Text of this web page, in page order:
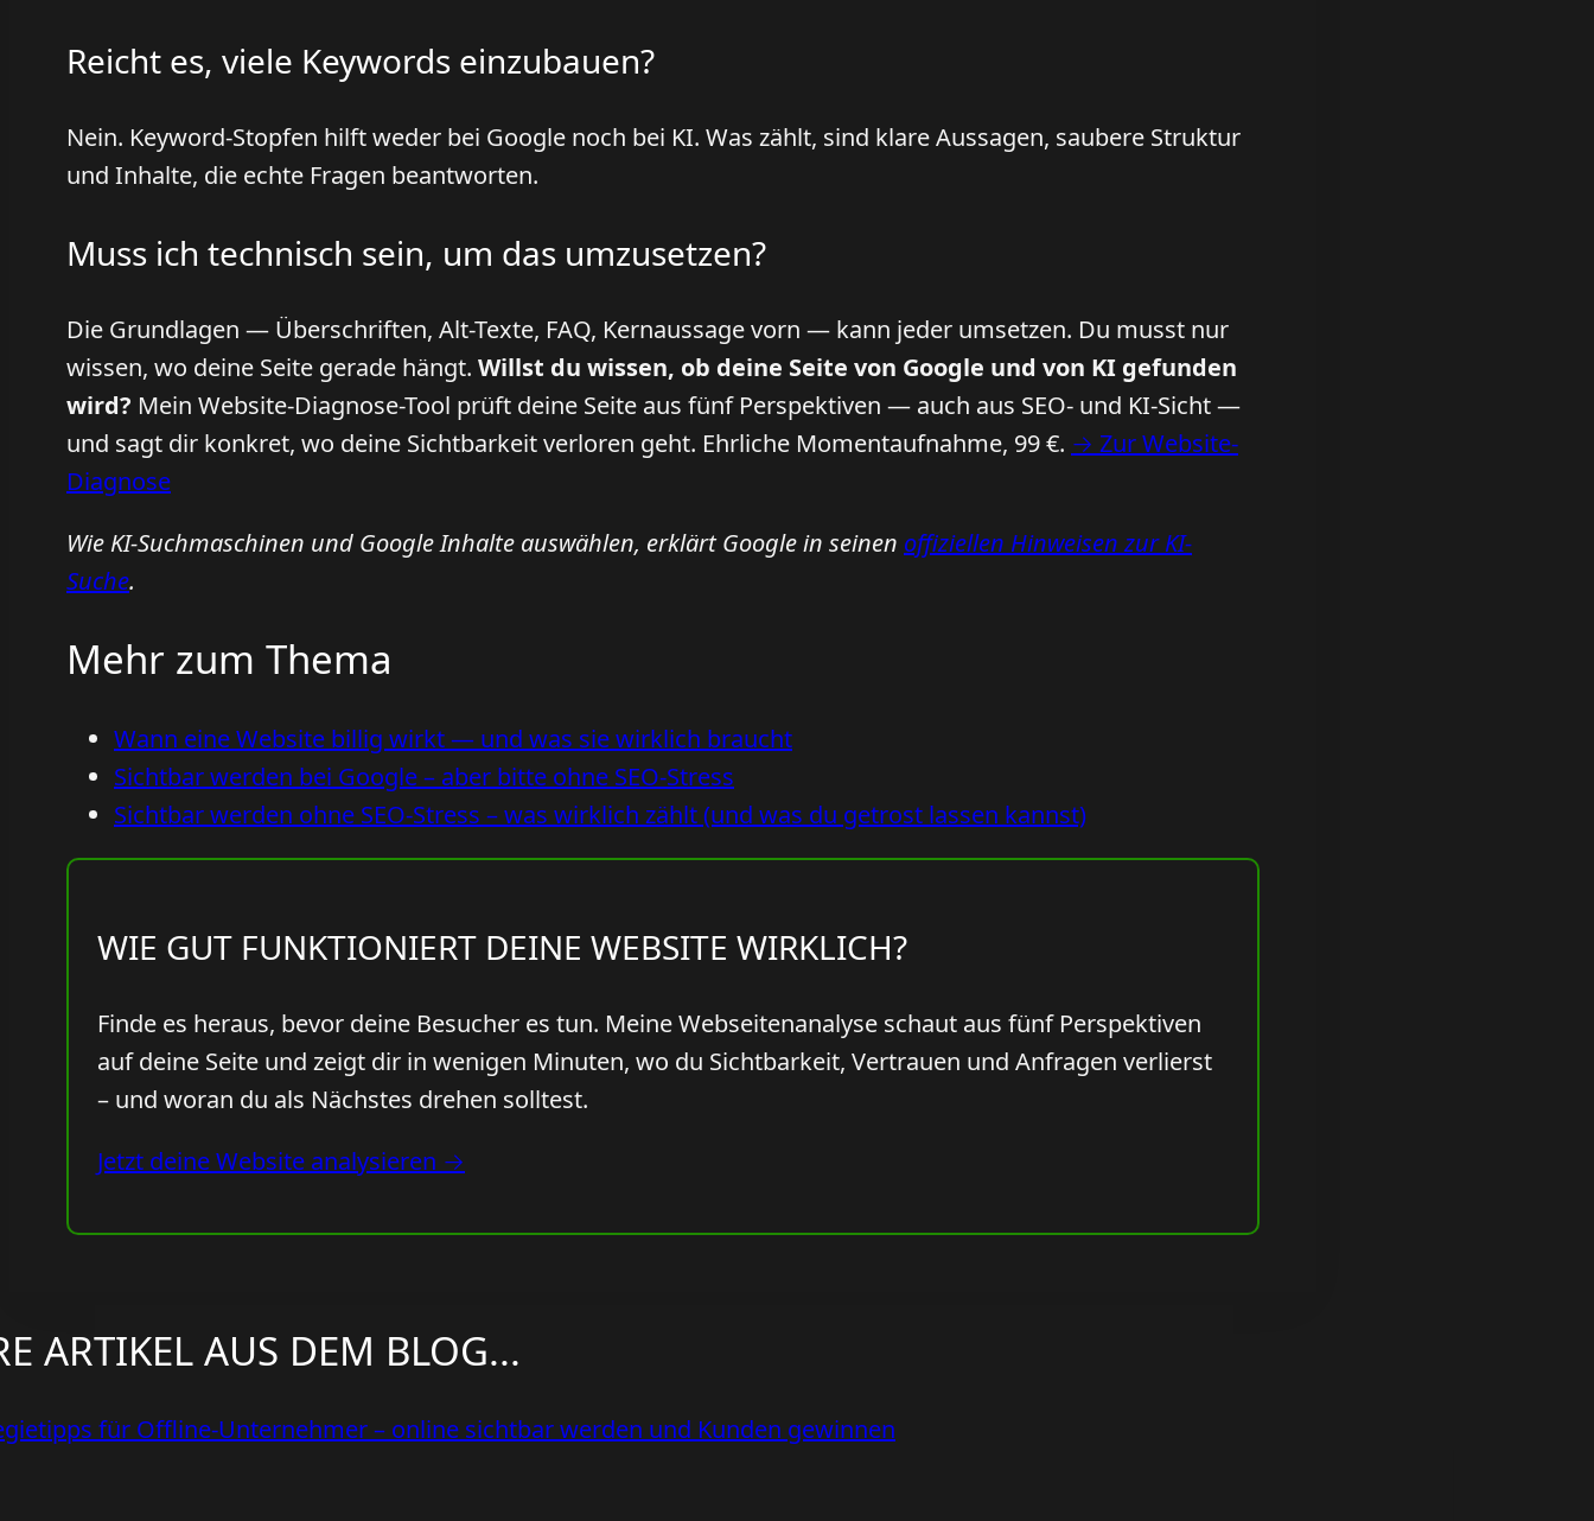
Reicht es, viele Keywords einzubauen?
Nein. Keyword-Stopfen hilft weder bei Google noch bei KI. Was zählt, sind klare Aussagen, saubere Struktur
und Inhalte, die echte Fragen beantworten.
Muss ich technisch sein, um das umzusetzen?
Die Grundlagen — Überschriften, Alt-Texte, FAQ, Kernaussage vorn — kann jeder umsetzen. Du musst nur
wissen, wo deine Seite gerade hängt. Willst du wissen, ob deine Seite von Google und von KI gefunden
wird? Mein Website-Diagnose-Tool prüft deine Seite aus fünf Perspektiven — auch aus SEO- und KI-Sicht —
und sagt dir konkret, wo deine Sichtbarkeit verloren geht. Ehrliche Momentaufnahme, 99 €. → Zur Website-
Diagnose
Wie KI-Suchmaschinen und Google Inhalte auswählen, erklärt Google in seinen offiziellen Hinweisen zur KI-
Suche.
Mehr zum Thema
Wann eine Website billig wirkt — und was sie wirklich braucht
Sichtbar werden bei Google – aber bitte ohne SEO-Stress
Sichtbar werden ohne SEO-Stress – was wirklich zählt (und was du getrost lassen kannst)
WIE GUT FUNKTIONIERT DEINE WEBSITE WIRKLICH?
Finde es heraus, bevor deine Besucher es tun. Meine Webseitenanalyse schaut aus fünf Perspektiven
auf deine Seite und zeigt dir in wenigen Minuten, wo du Sichtbarkeit, Vertrauen und Anfragen verlierst
– und woran du als Nächstes drehen solltest.
Jetzt deine Website analysieren →
ARTIKEL AUS DEM BLOG...